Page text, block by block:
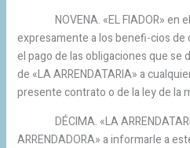
NOVENA. «EL FIADOR» en
expresamente a los benefi-cios de
el pago de las obligaciones que
de «LA ARRENDATARIA» a
presente contrato o de la ley de la
DÉCIMA. «LA
ARRENDADORA» a informarle a